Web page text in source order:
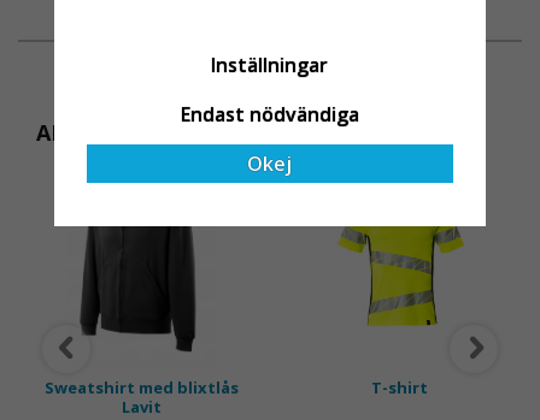
valet på
Ställningsprodukter.se.
hög höjd är det avgörande
för dem att samarbeta
med en leverantör som
och e
ändring på. Från och med
2025 träder nya
Sverige gällande
rullställningar, med s
ANDRA KÖPTE ÄVEN
Sweatshirt med blixtlås
Lavit
T-shirt
Inställningar
Endast nödvändiga
Okej